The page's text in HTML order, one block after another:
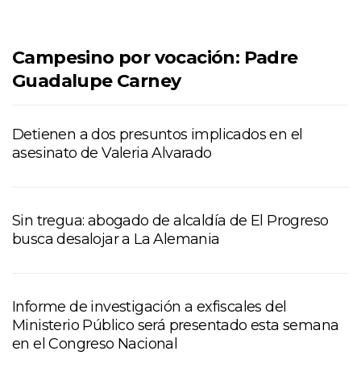
Campesino por vocación: Padre
Guadalupe Carney
Detienen a dos presuntos implicados en el
asesinato de Valeria Alvarado
Sin tregua: abogado de alcaldía de El Progreso
busca desalojar a La Alemania
Informe de investigación a exfiscales del
Ministerio Público será presentado esta semana
en el Congreso Nacional